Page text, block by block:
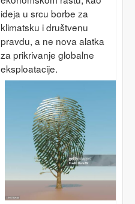
ideja u srcu borbe za
klimatsku i društvenu
pravdu, a ne nova alatka
za prikrivanje globalne
eksploatacije.